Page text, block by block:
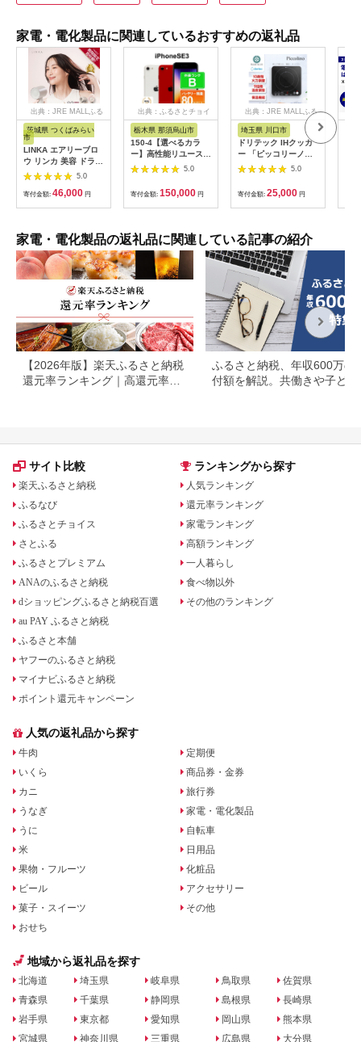
家電・電化製品に関連しているおすすめの返礼品
出典：JRE MALLふる
さと納税
茨城県 つくばみらい
市
LINKA エアリーブロ
ウ リンカ 美容 ドライ
ヤー ヘアケア 髪 エス
テ ギフト ラッピング
贈呈品 プレゼント 母
の日 母の日準備 母の
5.0
寄付金額: 46,000 円
出典：ふるさとチョイ
栃木県 那須烏山市
150-4【選べるカラ
ー】高性能リユース
スマホ Apple
iPhoneSE 3 128GB
SIMロック解除済 本
体のみ ｜ 中古 再生品
本体 端末
5.0
寄付金額: 150,000 円
出典：JRE MALLふる
さと納税
埼玉県 川口市
ドリテック IHクッカ
ー 「ピッコリーノ」
ブラック DI-
217BK【1642626】
5.0
寄付金額: 25,000 円
家電・電化製品の返礼品に関連している記事の紹介
【2026年版】楽天ふるさと納税
還元率ランキング｜高還元率返
ふるさと納税、年収600万の
付額を解説。共働きや子ども
サイト比較
楽天ふるさと納税
ふるなび
ふるさとチョイス
さとふる
ふるさとプレミアム
ANAのふるさと納税
dショッピングふるさと納税百選
au PAY ふるさと納税
ふるさと本舗
ヤフーのふるさと納税
マイナビふるさと納税
ポイント還元キャンペーン
ランキングから探す
人気ランキング
還元率ランキング
家電ランキング
高額ランキング
一人暮らし
食べ物以外
その他のランキング
人気の返礼品から探す
牛肉
いくら
カニ
うなぎ
うに
米
果物・フルーツ
ビール
菓子・スイーツ
おせち
定期便
商品券・金券
旅行券
家電・電化製品
自転車
日用品
化粧品
アクセサリー
その他
地域から返礼品を探す
北海道
青森県
岩手県
宮城県
埼玉県
千葉県
東京都
神奈川県
岐阜県
静岡県
愛知県
三重県
鳥取県
島根県
岡山県
広島県
佐賀県
長崎県
熊本県
大分県